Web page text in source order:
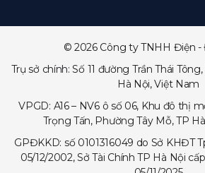
© 2026 Công ty TNHH Điện -
Trụ sở chính: Số 11 đường Trần Thái
Hà Nội, Việt Nam
VPGD: A16 – NV6 ô số 06, Khu đô thị
Trọng Tấn, Phường Tây Mỗ, TP
GPĐKKD: số 0101316049 do Sở KHĐT
05/12/2002, Sở Tài Chính TP Hà Nội